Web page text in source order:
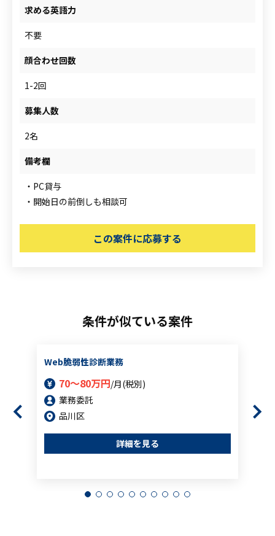
求める英語力
不要
顔合わせ回数
1-2回
募集人数
2名
備考欄
・PC貸与
・開始日の前倒しも相談可
この案件に応募する
条件が似ている案件
Web脆弱性診断業務
70～80万円/月(税別)
業務委託
品川区
詳細を見る